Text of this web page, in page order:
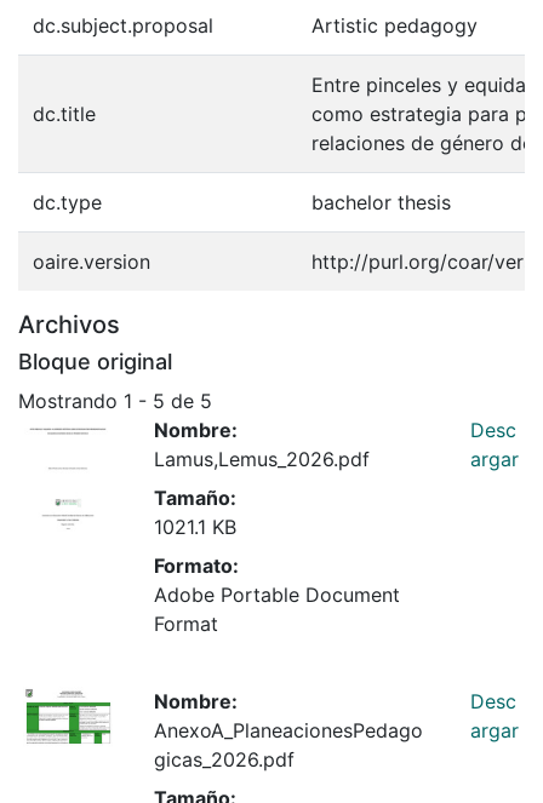
dc.subject.proposal Artistic pedagogy
dc.title
Entre pinceles y
como estrategia para
relaciones de género
dc.type bachelor thesis
oaire.version http://purl.org/coar/
Archivos
Bloque original
Mostrando 1 - 5 de 5
Nombre:
Lamus,Lemus_2026.pdf
Tamaño:
1021.1 KB
Formato:
Adobe Portable Document
Format
Desc
argar
Nombre:
AnexoA_PlaneacionesPedago
gicas_2026.pdf
Tamaño:
Desc
argar